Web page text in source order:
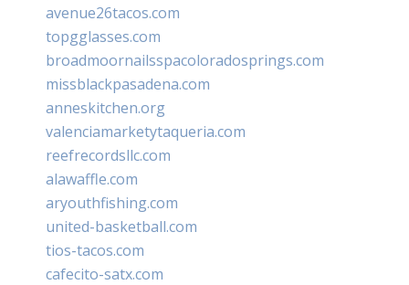
avenue26tacos.com
topgglasses.com
broadmoornailsspacoloradosprings.com
missblackpasadena.com
anneskitchen.org
valenciamarketytaqueria.com
reefrecordsllc.com
alawaffle.com
aryouthfishing.com
united-basketball.com
tios-tacos.com
cafecito-satx.com